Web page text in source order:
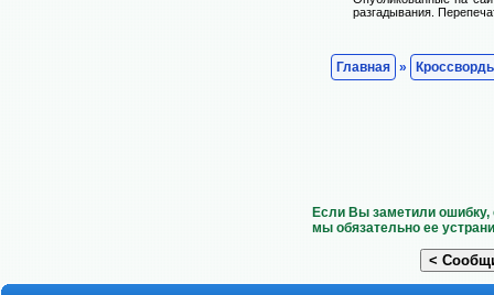
разгадывания.
Главная »
Если Вы заметили
мы обязательно ее